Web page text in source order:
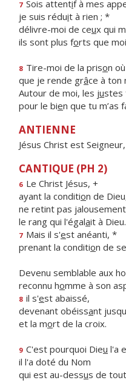
7 Sois attentif à mes
je suis réduit à rien ; *
délivre-moi de ceux qui
ils sont plus forts que
8 Tire-moi de la prison
que je rende grâce à ton
Autour de moi, les justes
pour le bien que tu m’as
ANTIENNE
Jésus Christ est
CANTIQUE (PH 2)
6 Le Christ Jésus, +
ayant la condition de
ne retint pas jalousement
le rang qui l'égalait à Dieu.
7 Mais il s'est anéanti, *
prenant la condition de
Devenu semblable aux
reconnu homme à son
8 il s'est abaissé,
devenant obéissant
et la mort de la croix.
9 C'est pourquoi Dieu l'a
il l'a doté du Nom
qui est au-dessus de